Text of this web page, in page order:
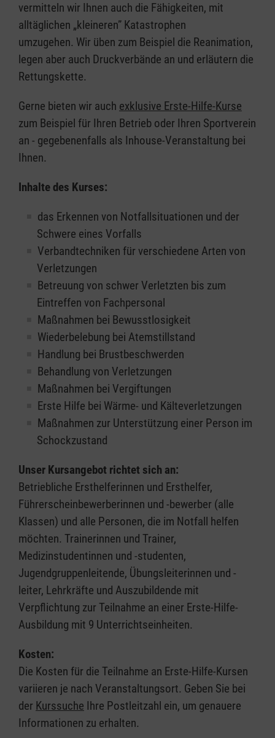
vermitteln wir Ihnen auch die Fähigkeiten, mit
alltäglichen „kleineren” Katastrophen
umzugehen. Wir üben zum Beispiel die Reanimation,
legen aber auch Druckverbände an und erläutern die
Rettungskette.
Gerne bieten wir auch exklusive Erste-Hilfe-Kurse
zum Beispiel für Ihren Betrieb oder Ihren Sportverein
an - gegebenenfalls als Inhouse-Veranstaltung bei
Ihnen.
Inhalte des Kurses:
das Erkennen von Notfallsituationen und der
Schwere eines Vorfalls
Verbandtechniken für verschiedene Arten von
Verletzungen
Betreuung von schwer Verletzten bis zum
Eintreffen von Fachpersonal
Maßnahmen bei Bewusstlosigkeit
Wiederbelebung bei Atemstillstand
Handlung bei Brustbeschwerden
Behandlung von Verletzungen
Maßnahmen bei Vergiftungen
Erste Hilfe bei Wärme- und Kälteverletzungen
Maßnahmen zur Unterstützung einer Person im
Schockzustand
Unser Kursangebot richtet sich an:
Betriebliche Ersthelferinnen und Ersthelfer,
Führerscheinbewerberinnen und -bewerber (alle
Klassen) und alle Personen, die im Notfall helfen
möchten. Trainerinnen und Trainer,
Medizinstudentinnen und -studenten,
Jugendgruppenleitende, Übungsleiterinnen und -
leiter, Lehrkräfte und Auszubildende mit
Verpflichtung zur Teilnahme an einer Erste-Hilfe-
Ausbildung mit 9 Unterrichtseinheiten.
Kosten:
Die Kosten für die Teilnahme an Erste-Hilfe-Kursen
variieren je nach Veranstaltungsort. Geben Sie bei
der Kurssuche Ihre Postleitzahl ein, um genauere
Informationen zu erhalten.